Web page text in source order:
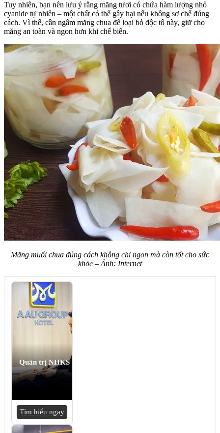
Tuy nhiên, bạn nên lưu ý rằng măng tươi có chứa hàm lượng nhỏ
cyanide tự nhiên – một chất có thể gây hại nếu không sơ chế đúng
cách. Vì thế, cần ngâm măng chua để loại bỏ độc tố này, giữ cho
măng an toàn và ngon hơn khi chế biến.
Măng muối chua đúng cách không chỉ ngon mà còn tốt cho sức
khỏe – Ảnh: Internet
Quản trị NHKS
Tìm hiểu ngay